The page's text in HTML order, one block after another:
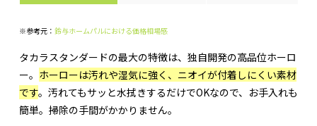
※参考元： 鈴与ホームパルにおける価格相場感
タカラスタンダードの最大の特徴は、独自開発の高品位ホーロ
ー。 ホーローは汚れや湿気に強く、ニオイが付着しにくい素材
です。汚れてもサッと水拭きするだけでOKなので、お手入れも
簡単。掃除の手間がかかりません。